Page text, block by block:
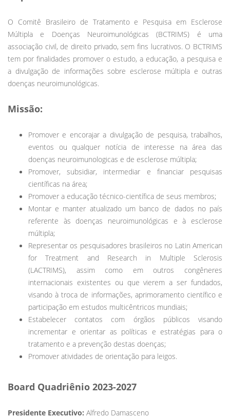
O Comitê Brasileiro de Tratamento e Pesquisa em Esclerose
Múltipla e Doenças Neuroimunológicas (BCTRIMS) é uma
associação civil, de direito privado, sem fins lucrativos. O BCTRIMS
tem por finalidades promover o estudo, a educação, a pesquisa e
a divulgação de informações sobre esclerose múltipla e outras
doenças neuroimunológicas.
Missão:
Promover e encorajar a divulgação de pesquisa, trabalhos,
eventos ou qualquer notícia de interesse na área das
doenças neuroimunologicas e de esclerose múltipla;
Promover, subsidiar, intermediar e financiar pesquisas
científicas na área;
Promover a educação técnico-científica de seus membros;
Montar e manter atualizado um banco de dados no país
referente às doenças neuroimunológicas e à esclerose
múltipla;
Representar os pesquisadores brasileiros no Latin American
for Treatment and Research in Multiple Sclerosis
(LACTRIMS), assim como em outros congêneres
internacionais existentes ou que vierem a ser fundados,
visando à troca de informações, aprimoramento científico e
participação em estudos multicêntricos mundiais;
Estabelecer contatos com órgãos públicos visando
incrementar e orientar as políticas e estratégias para o
tratamento e a prevenção destas doenças;
Promover atividades de orientação para leigos.
Board Quadriênio 2023-2027
Presidente Executivo: Alfredo Damasceno